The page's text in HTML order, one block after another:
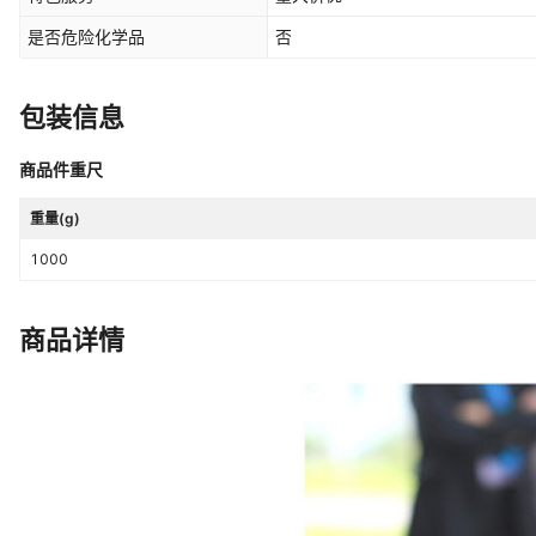
是否危险化学品 否
包装信息
商品件重尺
重量(g)
1000
商品详情